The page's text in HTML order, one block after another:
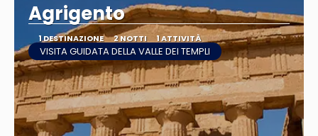
Agrigento
1 DESTINAZIONE 2 NOTTI 1 ATTIVITÀ
VISITA GUIDATA DELLA VALLE DEI TEMPLI